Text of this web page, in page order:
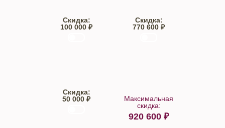
Скидка:
100 000 ₽
Скидка:
770 600 ₽
Скидка:
50 000 ₽
Максимальная
скидка:
920 600 ₽